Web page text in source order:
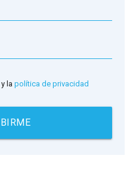
y lapolítica de privacidad